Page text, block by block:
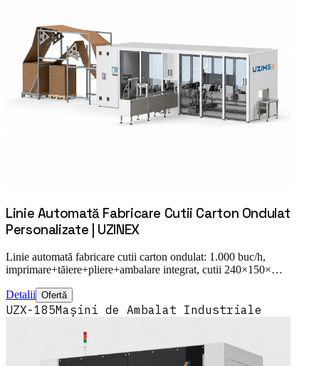
Linie Automată Fabricare Cutii Carton Ondulat
Personalizate | UZINEX
Linie automată fabricare cutii carton ondulat: 1.000 buc/h,
imprimare+tăiere+pliere+ambalare integrat, cutii 240×150×…
Detalii Ofertă
UZX-185Mașini de Ambalat Industriale